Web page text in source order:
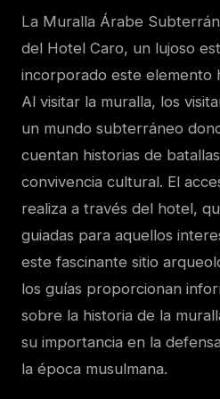
La Muralla Árabe
del Hotel Caro, un lujoso
incorporado este elemento
Al visitar la muralla, los
un mundo subterráneo
cuentan historias de
convivencia cultural. El
realiza a través del hotel,
guiadas para aquellos
este fascinante sitio
los guías proporcionan
sobre la historia de la
su importancia en la
la época musulmana.